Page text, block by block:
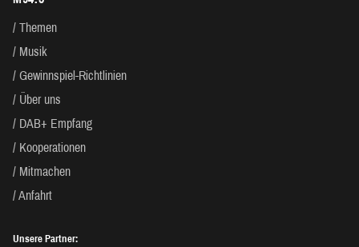
Themen
Musik
Gewinnspiel-Richtlinien
Über uns
DAB+ Empfang
Kooperationen
Mitmachen
Anfahrt
Unsere Partner: